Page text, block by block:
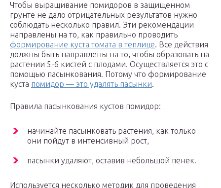
Чтобы выращивание помидоров в защищенном
грунте не дало отрицательных результатов нужно
соблюдать несколько правил. Эти рекомендации
направлены на то, как правильно проводить
формирование куста томата в теплице. Все действия
должны быть направлены на то, чтобы образовать на
растении 5-6 кистей с плодами. Осуществляется это с
помощью пасынкования. Потому что формирование
куста помидор — это удалять пасынки.
Правила пасынкования кустов помидор:
начинайте пасынковать растения, как только
они пойдут в интенсивный рост,
пасынки удаляют, оставив небольшой пенек.
Используется несколько методик для проведения